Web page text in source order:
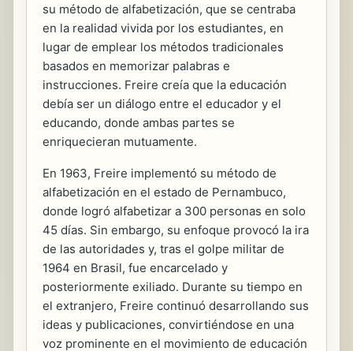
su método de alfabetización, que se centraba
en la realidad vivida por los estudiantes, en
lugar de emplear los métodos tradicionales
basados en memorizar palabras e
instrucciones. Freire creía que la educación
debía ser un diálogo entre el educador y el
educando, donde ambas partes se
enriquecieran mutuamente.
En 1963, Freire implementó su método de
alfabetización en el estado de Pernambuco,
donde logró alfabetizar a 300 personas en solo
45 días. Sin embargo, su enfoque provocó la ira
de las autoridades y, tras el golpe militar de
1964 en Brasil, fue encarcelado y
posteriormente exiliado. Durante su tiempo en
el extranjero, Freire continuó desarrollando sus
ideas y publicaciones, convirtiéndose en una
voz prominente en el movimiento de educación